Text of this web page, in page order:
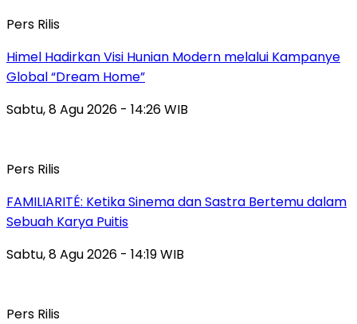
Pers Rilis
Himel Hadirkan Visi Hunian Modern melalui Kampanye
Global “Dream Home”
Sabtu, 8 Agu 2026 - 14:26 WIB
Pers Rilis
FAMILIARITÉ: Ketika Sinema dan Sastra Bertemu dalam
Sebuah Karya Puitis
Sabtu, 8 Agu 2026 - 14:19 WIB
Pers Rilis